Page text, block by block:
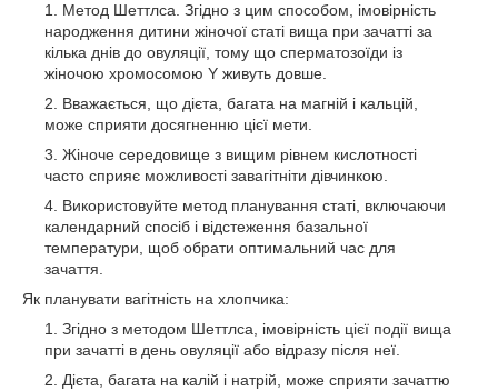
Метод Шеттлса. Згідно з цим способом, імовірність
народження дитини жіночої статі вища при зачатті за
кілька днів до овуляції, тому що сперматозоїди із
жіночою хромосомою Y живуть довше.
Вважається, що дієта, багата на магній і кальцій,
може сприяти досягненню цієї мети.
Жіноче середовище з вищим рівнем кислотності
часто сприяє можливості завагітніти дівчинкою.
Використовуйте метод планування статі, включаючи
календарний спосіб і відстеження базальної
температури, щоб обрати оптимальний час для
зачаття.
Як планувати вагітність на хлопчика:
Згідно з методом Шеттлса, імовірність цієї події вища
при зачатті в день овуляції або відразу після неї.
Дієта, багата на калій і натрій, може сприяти зачаттю